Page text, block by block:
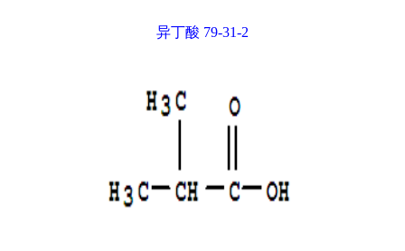
异丁酸 79-31-2